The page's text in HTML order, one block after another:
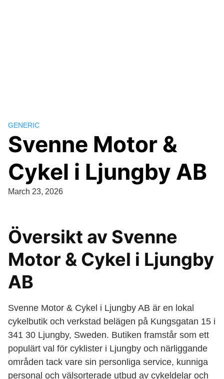
GENERIC
Svenne Motor &
Cykel i Ljungby AB
March 23, 2026
Översikt av Svenne
Motor & Cykel i Ljungby
AB
Svenne Motor & Cykel i Ljungby AB är en lokal
cykelbutik och verkstad belägen på Kungsgatan 15 i
341 30 Ljungby, Sweden. Butiken framstår som ett
populärt val för cyklister i Ljungby och närliggande
områden tack vare sin personliga service, kunniga
personal och välsorterade utbud av cykeldelar och